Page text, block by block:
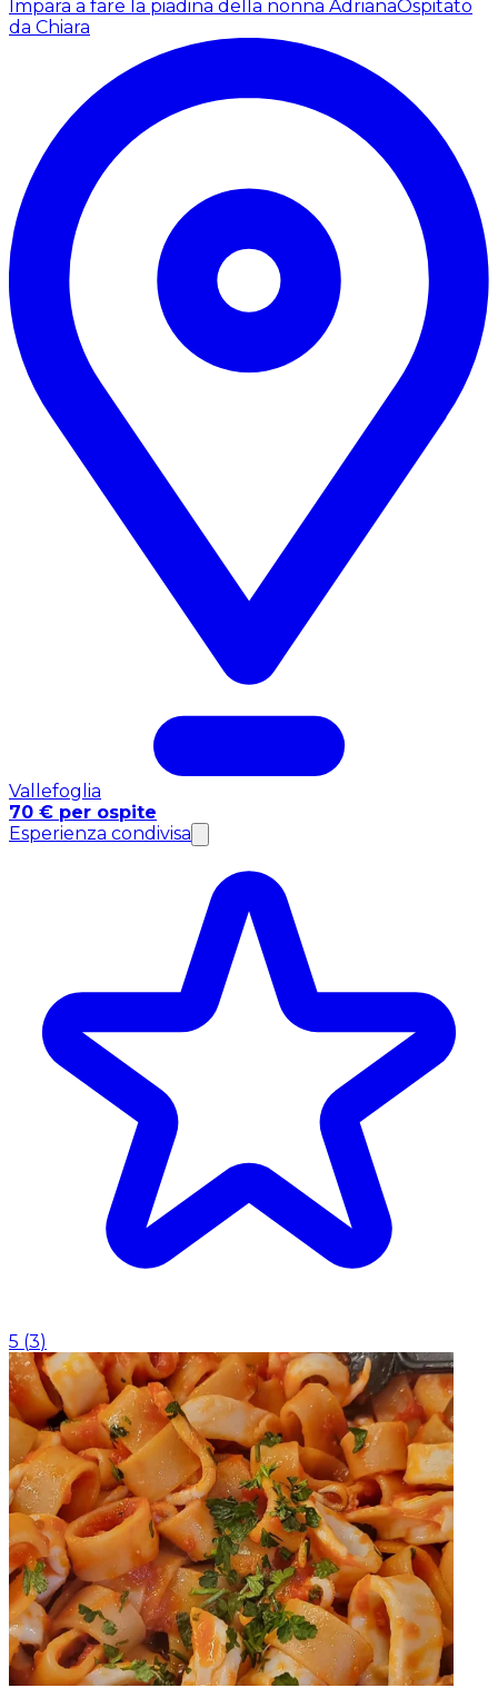
Impara a fare la piadina della nonna AdrianaOspitato
da Chiara
Vallefoglia
70 € per ospite
Esperienza condivisa
5 (3)